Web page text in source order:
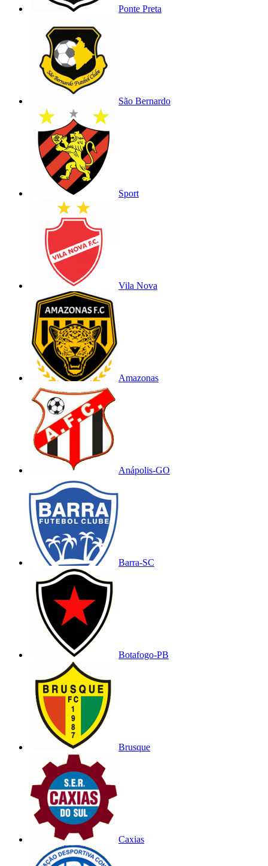
Ponte Preta
São Bernardo
Sport
Vila Nova
Amazonas
Anápolis-GO
Barra-SC
Botafogo-PB
Brusque
Caxias